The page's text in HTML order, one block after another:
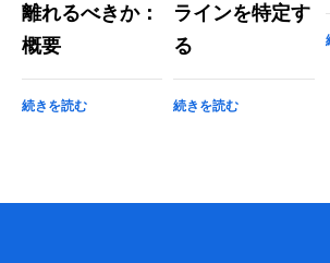
離れるべきか：
概要
続きを読む
ラインを特定す
る
続きを読む